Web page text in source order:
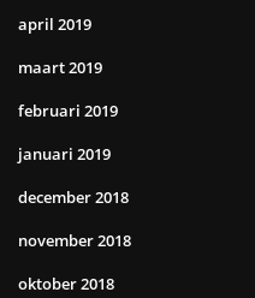
april 2019
maart 2019
februari 2019
januari 2019
december 2018
november 2018
oktober 2018